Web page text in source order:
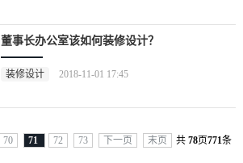
董事长办公室该如何装修设计？
装修设计 2018-11-01 17:45
70 71 72 73 下一页 末页 共 78页771条